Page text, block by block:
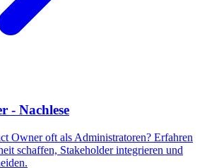
- Nachlese
Owner oft als Administratoren? Erfahren
schaffen, Stakeholder integrieren und